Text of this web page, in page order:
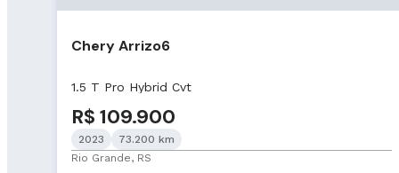
Chery Arrizo6
1.5 T Pro Hybrid Cvt
R$ 109.900
2023
73.200 km
Rio Grande, RS